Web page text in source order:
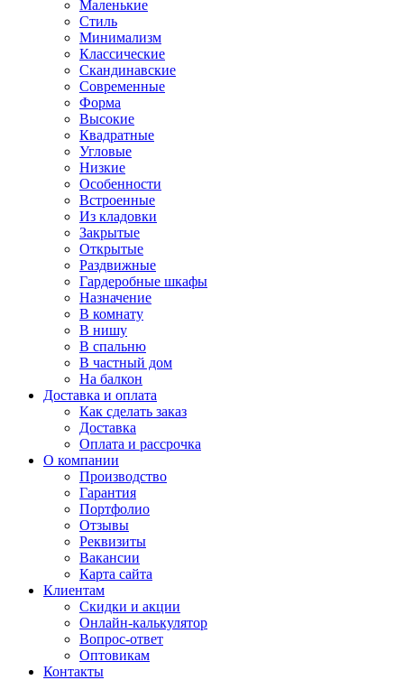
Маленькие
Стиль
Минимализм
Классические
Скандинавские
Современные
Форма
Высокие
Квадратные
Угловые
Низкие
Особенности
Встроенные
Из кладовки
Закрытые
Открытые
Раздвижные
Гардеробные шкафы
Назначение
В комнату
В нишу
В спальню
В частный дом
На балкон
Доставка и оплата
Как сделать заказ
Доставка
Оплата и рассрочка
О компании
Производство
Гарантия
Портфолио
Отзывы
Реквизиты
Вакансии
Карта сайта
Клиентам
Скидки и акции
Онлайн-калькулятор
Вопрос-ответ
Оптовикам
Контакты